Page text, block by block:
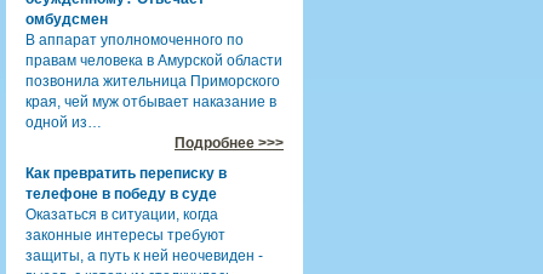
омбудсмен
В аппарат уполномоченного по
правам человека в Амурской области
позвонила жительница Приморского
края, чей муж отбывает наказание в
одной из…
Подробнее >>>
Как превратить переписку в
телефоне в победу в суде
Оказаться в ситуации, когда
законные интересы требуют
защиты, а путь к ней неочевиден -